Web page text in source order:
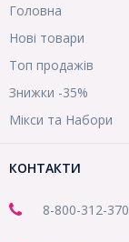
Головна
Нові товари
Топ продажів
Знижки -35%
Мікси та Набори
КОНТАКТИ
8-800-312-370